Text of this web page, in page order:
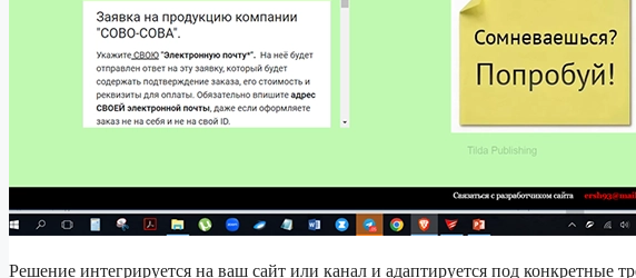
Решение интегрируется на ваш сайт или канал и адаптируется под конкретные